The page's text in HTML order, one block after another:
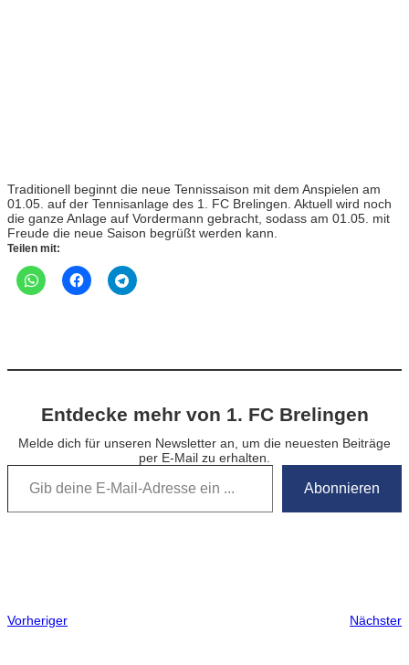
Traditionell beginnt die neue Tennissaison mit dem Anspielen am
01.05. auf der Tennisanlage des 1. FC Brelingen. Aktuell wird noch
die ganze Anlage auf Vordermann gebracht, sodass am 01.05. mit
Freude die neue Saison begrüßt werden kann.
Teilen mit:
Entdecke mehr von 1. FC Brelingen
Melde dich für unseren Newsletter an, um die neuesten Beiträge
per E-Mail zu erhalten.
Gib deine E-Mail-Adresse ein …
Abonnieren
Vorheriger Nächster